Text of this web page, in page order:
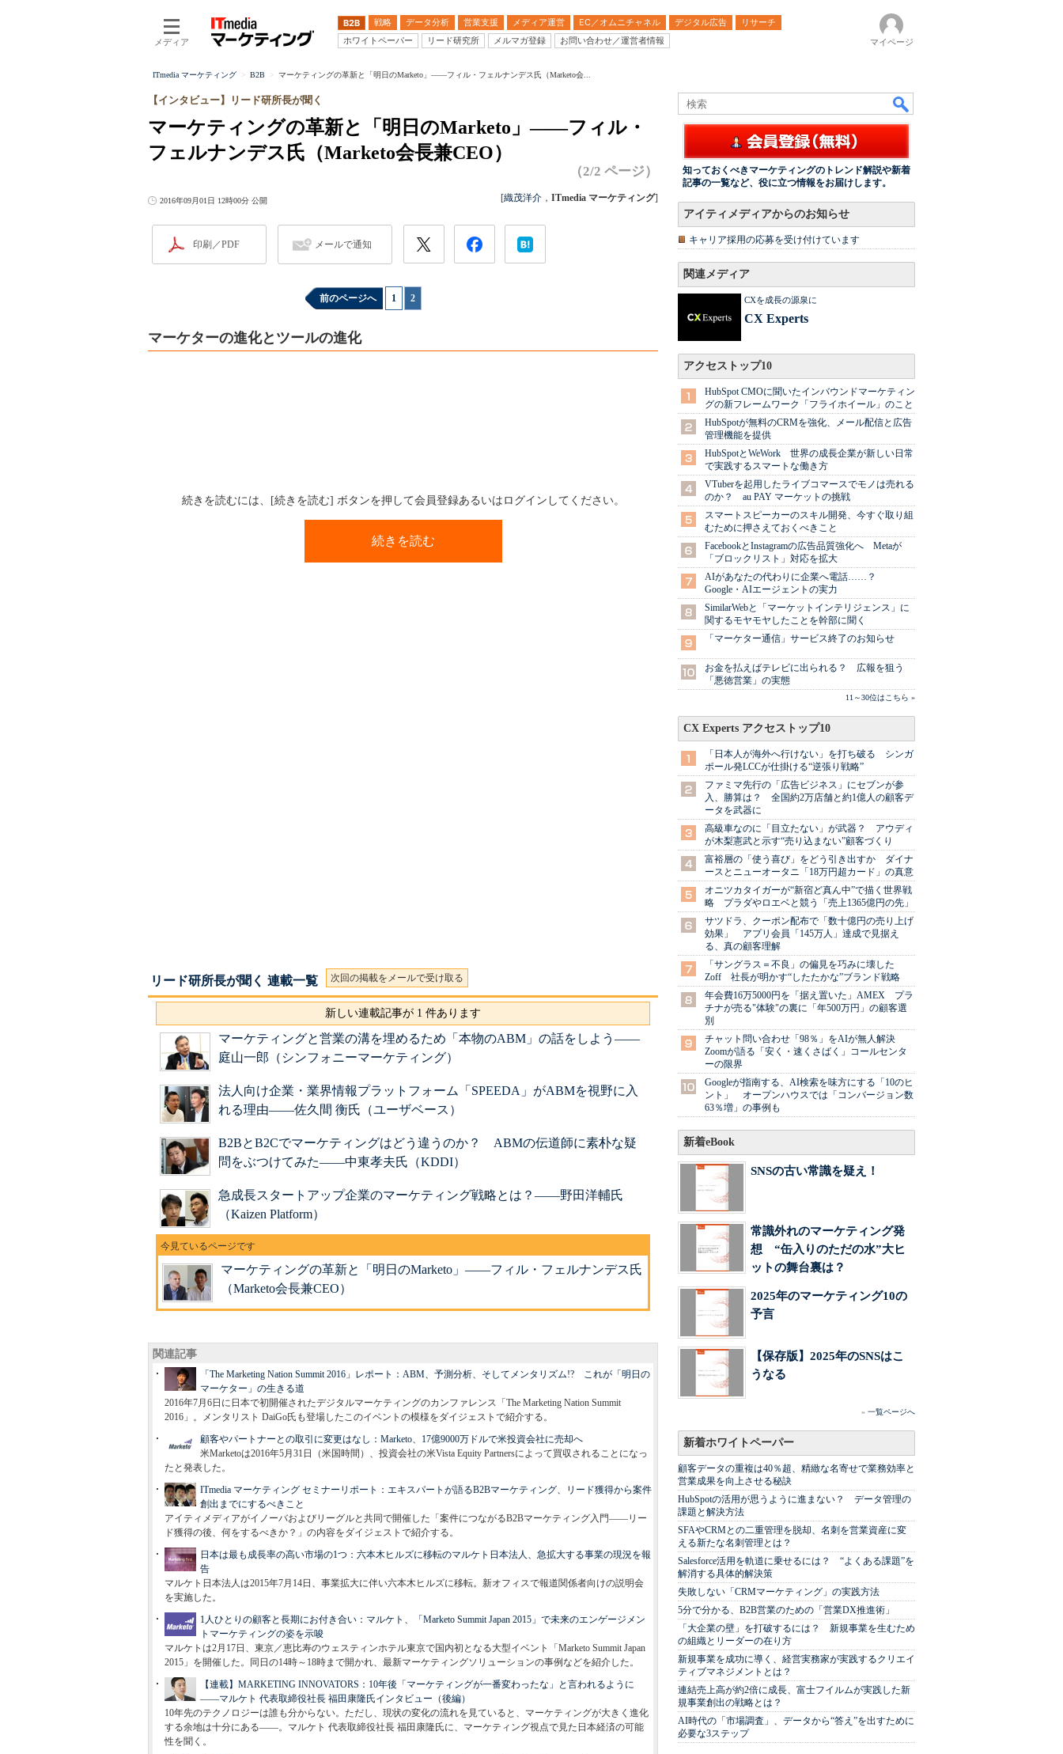
メディア
B2B 戦略 データ分析 営業支援 メディア運営 EC／オムニチャネル デジタル広告
リサーチ
ホワイトペーパー
リード研究所 メルマガ登録 お問い合わせ／運営者情報 マイページ
ITmedia マーケティング B2B マーケティングの革新と「明日のMarketo」――フィル・フェルナンデス氏（Marketo会...
マーケティングの革新と「明日のMarketo」――フィル・
フェルナンデス氏（Marketo会長兼CEO）
【インタビュー】リード研所長が聞く
（2/2 ページ）
2016年09月01日 12時00分 公開 [織茂洋介 ， ITmedia マーケティング]
印刷／PDF メールで通知
前のページへ 1 2
マーケターの進化とツールの進化
続きを読むには、[続きを読む] ボタンを押して会員登録あるいはログインしてください。
続きを読む
リード研所長が聞く 連載一覧 次回の掲載をメールで受け取る
新しい連載記事が 1 件あります
マーケティングと営業の溝を埋めるため「本物のABM」の話をしよう――
庭山一郎（シンフォニーマーケティング）
法人向け企業・業界情報プラットフォーム「SPEEDA」がABMを視野に入
れる理由――佐久間 衡氏（ユーザベース）
B2BとB2Cでマーケティングはどう違うのか？ ABMの伝道師に素朴な疑
問をぶつけてみた――中東孝夫氏（KDDI）
急成長スタートアップ企業のマーケティング戦略とは？――野田洋輔氏
（Kaizen Platform）
マーケティングの革新と「明日のMarketo」――フィル・フェルナンデス氏
（Marketo会長兼CEO）
関連記事
「The Marketing Nation Summit 2016」レポート：ABM、予測分析、そしてメンタリズム!? これが「明日の
マーケター」の生きる道
2016年7月6日に日本で初開催されたデジタルマーケティングのカンファレンス「The Marketing Nation Summit
2016」。メンタリスト DaiGo氏も登場したこのイベントの模様をダイジェストで紹介する。
顧客やパートナーとの取引に変更はなし：Marketo、17億9000万ドルで米投資会社に売却へ
米Marketoは2016年5月31日（米国時間）、投資会社の米Vista Equity Partnersによって買収されることになっ
たと発表した。
ITmedia マーケティング セミナーリポート：エキスパートが語るB2Bマーケティング、リード獲得から案件
創出までにするべきこと
アイティメディアがイノーバおよびリーグルと共同で開催した「案件につながるB2Bマーケティング入門――リー
ド獲得の後、何をするべきか？」の内容をダイジェストで紹介する。
日本は最も成長率の高い市場の1つ：六本木ヒルズに移転のマルケト日本法人、急拡大する事業の現況を報
告
マルケト日本法人は2015年7月14日、事業拡大に伴い六本木ヒルズに移転。新オフィスで報道関係者向けの説明会
を実施した。
1人ひとりの顧客と長期にお付き合い：マルケト、「Marketo Summit Japan 2015」で未来のエンゲージメン
トマーケティングの姿を示唆
マルケトは2月17日、東京／恵比寿のウェスティンホテル東京で国内初となる大型イベント「Marketo Summit Japan
2015」を開催した。同日の14時～18時まで開かれ、最新マーケティングソリューションの事例などを紹介した。
【連載】MARKETING INNOVATORS：10年後「マーケティングが一番変わったな」と言われるように
――マルケト 代表取締役社長 福田康隆氏インタビュー（後編）
10年先のテクノロジーは誰も分からない。ただし、現状の変化の流れを見ていると、マーケティングが大きく進化
する余地は十分にある――。マルケト 代表取締役社長 福田康隆氏に、マーケティング視点で見た日本経済の可能
性を聞く。
知っておくべきマーケティングのトレンド解説や新着
記事の一覧など、役に立つ情報をお届けします。
アイティメディアからのお知らせ
キャリア採用の応募を受け付けています
関連メディア
CXを成長の源泉に
CX Experts
アクセストップ10
HubSpot CMOに聞いたインバウンドマーケティン
グの新フレームワーク「フライホイール」のこと
HubSpotが無料のCRMを強化、メール配信と広告
管理機能を提供
HubSpotとWeWork 世界の成長企業が新しい日常
で実践するスマートな働き方
VTuberを起用したライブコマースでモノは売れる
のか？ au PAY マーケットの挑戦
スマートスピーカーのスキル開発、今すぐ取り組
むために押さえておくべきこと
FacebookとInstagramの広告品質強化へ Metaが
「ブロックリスト」対応を拡大
AIがあなたの代わりに企業へ電話……？
Google・AIエージェントの実力
SimilarWebと「マーケットインテリジェンス」に
関するモヤモヤしたことを幹部に聞く
「マーケター通信」サービス終了のお知らせ
お金を払えばテレビに出られる？ 広報を狙う
「悪徳営業」の実態
11～30位はこちら »
CX Experts アクセストップ10
「日本人が海外へ行けない」を打ち破る シンガ
ポール発LCCが仕掛ける“逆張り戦略”
ファミマ先行の「広告ビジネス」にセブンが参
入、勝算は？ 全国約2万店舗と約1億人の顧客デ
ータを武器に
高級車なのに「目立たない」が武器？ アウディ
が木梨憲武と示す“売り込まない”顧客づくり
富裕層の「使う喜び」をどう引き出すか ダイナ
ースとニューオータニ「18万円超カード」の真意
オニツカタイガーが“新宿ど真ん中”で描く世界戦
略 プラダやロエベと競う「売上1365億円の先」
サツドラ、クーポン配布で「数十億円の売り上げ
効果」 アプリ会員「145万人」達成で見据え
る、真の顧客理解
「サングラス＝不良」の偏見を巧みに壊した
Zoff 社長が明かす“したたかな”ブランド戦略
年会費16万5000円を「据え置いた」AMEX プラ
チナが売る"体験"の裏に「年500万円」の顧客選
別
チャット問い合わせ「98％」をAIが無人解決
Zoomが語る「安く・速くさばく」コールセンタ
ーの限界
Googleが指南する、AI検索を味方にする「10のヒ
ント」 オープンハウスでは「コンバージョン数
63％増」の事例も
新着eBook
SNSの古い常識を疑え！
常識外れのマーケティング発
想 “缶入りのただの水”大ヒ
ットの舞台裏は？
2025年のマーケティング10の
予言
【保存版】2025年のSNSはこ
うなる
» 一覧ページへ
新着ホワイトペーパー
顧客データの重複は40％超、精緻な名寄せで業務効率と
営業成果を向上させる秘訣
HubSpotの活用が思うように進まない？ データ管理の
課題と解決方法
SFAやCRMとの二重管理を脱却、名刺を営業資産に変
える新たな名刺管理とは？
Salesforce活用を軌道に乗せるには？ “よくある課題”を
解消する具体的解決策
失敗しない「CRMマーケティング」の実践方法
5分で分かる、B2B営業のための「営業DX推進術」
「大企業の壁」を打破するには？ 新規事業を生むため
の組織とリーダーの在り方
新規事業を成功に導く、経営実務家が実践するクリエイ
ティブマネジメントとは？
連結売上高が約2倍に成長、富士フイルムが実践した新
規事業創出の戦略とは？
AI時代の「市場調査」、データから“答え”を出すために
必要な3ステップ